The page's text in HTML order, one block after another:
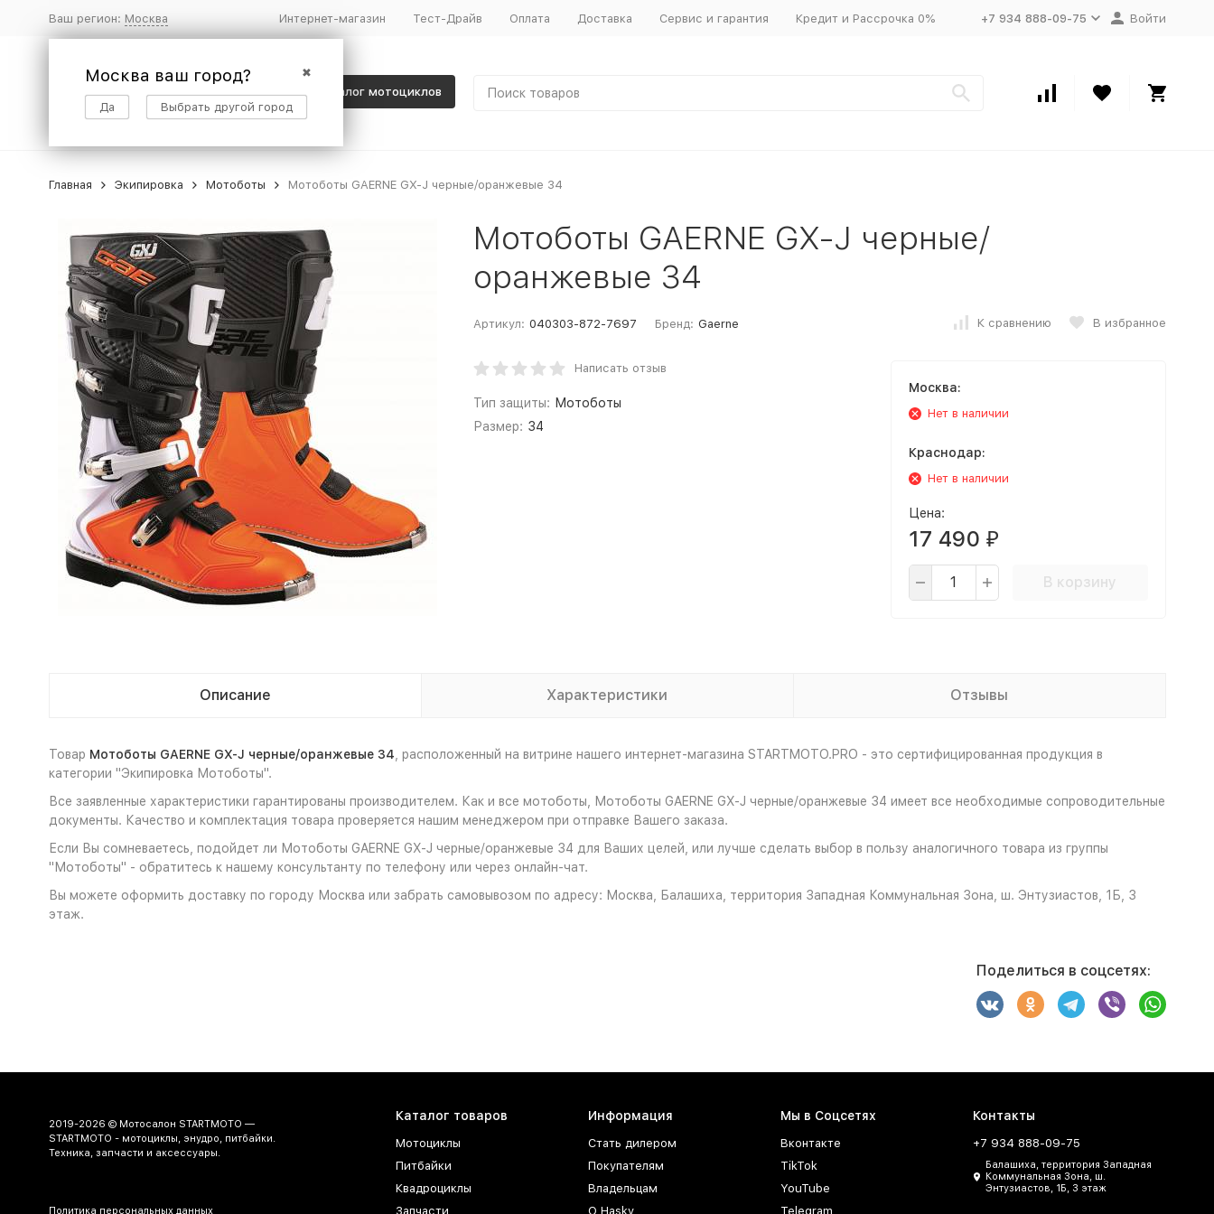
Ваш регион: Москва
✖
Москва ваш город?
Да Выбрать другой город
Интернет-магазин Тест-Драйв Оплата Доставка Сервис и гарантия Кредит и Рассрочка 0% +7 934 888-09-75 Войти
Каталог мотоциклов
Главная Экипировка Мотоботы Мотоботы GAERNE GX-J черные/оранжевые 34
Мотоботы GAERNE GX-J черные/
оранжевые 34
Артикул: 040303-872-7697 Бренд: Gaerne К сравнению В избранное
Написать отзыв
Тип защиты: Мотоботы
Размер: 34
Москва:
Нет в наличии
Краснодар:
Нет в наличии
Цена:
17 490 ₽
В корзину
Описание Характеристики Отзывы
Товар Мотоботы GAERNE GX-J черные/оранжевые 34 , расположенный на витрине нашего интернет-магазина STARTMOTO.PRO - это сертифицированная продукция в
категории "Экипировка Мотоботы".
Все заявленные характеристики гарантированы производителем. Как и все мотоботы, Мотоботы GAERNE GX-J черные/оранжевые 34 имеет все необходимые сопроводительные
документы. Качество и комплектация товара проверяется нашим менеджером при отправке Вашего заказа.
Если Вы сомневаетесь, подойдет ли Мотоботы GAERNE GX-J черные/оранжевые 34 для Ваших целей, или лучше сделать выбор в пользу аналогичного товара из группы
"Мотоботы" - обратитесь к нашему консультанту по телефону или через онлайн-чат.
Вы можете оформить доставку по городу Москва или забрать самовывозом по адресу: Москва, Балашиха, территория Западная Коммунальная Зона, ш. Энтузиастов, 1Б, 3
этаж.
Поделиться в соцсетях:
2019-2026 © Мотосалон STARTMOTO —
STARTMOTO - мотоциклы, энудро, питбайки.
Техника, запчасти и аксессуары.
Политика персональных данных
Каталог товаров
Мотоциклы
Питбайки
Квадроциклы
Запчасти
Информация
Стать дилером
Покупателям
Владельцам
О Hasky
Мы в Соцсетях
Вконтакте
TikTok
YouTube
Telegram
Контакты
+7 934 888-09-75
Балашиха, территория Западная
Коммунальная Зона, ш.
Энтузиастов, 1Б, 3 этаж